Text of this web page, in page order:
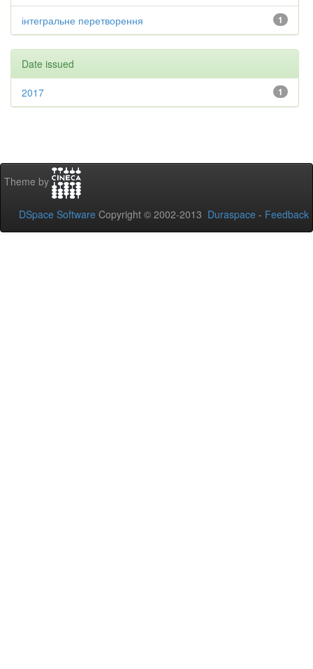
1
інтегральне перетворення
Date issued
1
2017
Theme by
DSpace Software Copyright © 2002-2013 Duraspace - Feedback